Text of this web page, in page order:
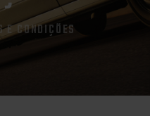
E CONDIÇÕES